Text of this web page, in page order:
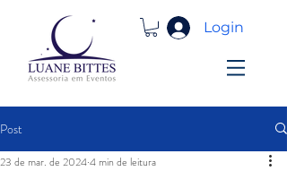
Login
Post
23 de mar. de 20244 min de leitura